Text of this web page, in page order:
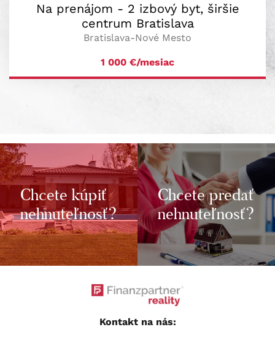
Na prenájom - 2 izbový byt, širšie
centrum Bratislava
Bratislava-Nové Mesto
1 000 €/mesiac
Chcete kúpiť
nehnuteľnosť?
Chcete predať
nehnuteľnosť?
Kontakt na nás: